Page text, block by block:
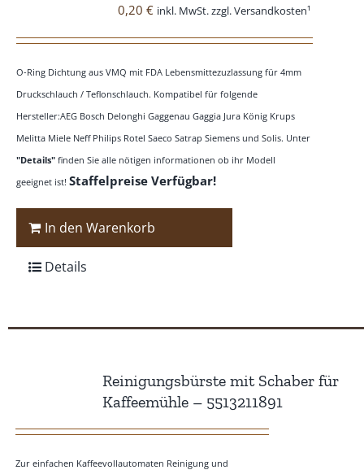
0,20 € inkl. MwSt. zzgl. Versandkosten¹
O-Ring Dichtung aus VMQ mit FDA Lebensmittezuzlassung für 4mm
Druckschlauch / Teflonschlauch. Kompatibel für folgende
Hersteller:AEG Bosch Delonghi Gaggenau Gaggia Jura König Krups
Melitta Miele Neff Philips Rotel Saeco Satrap Siemens und Solis. Unter
"Details" finden Sie alle nötigen informationen ob ihr Modell
geeignet ist! Staffelpreise Verfügbar!
In den Warenkorb
Details
Reinigungsbürste mit Schaber für
Kaffeemühle – 5513211891
Zur einfachen Kaffeevollautomaten Reinigung und